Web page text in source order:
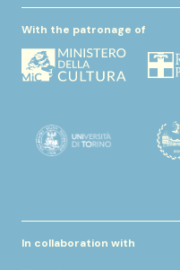
With the patronage of
In collaboration with